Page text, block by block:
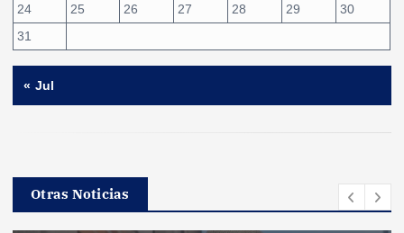
24
25 26 27 28 29
30
31
« Jul
Otras Noticias